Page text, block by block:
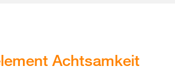
Achtsamkeit